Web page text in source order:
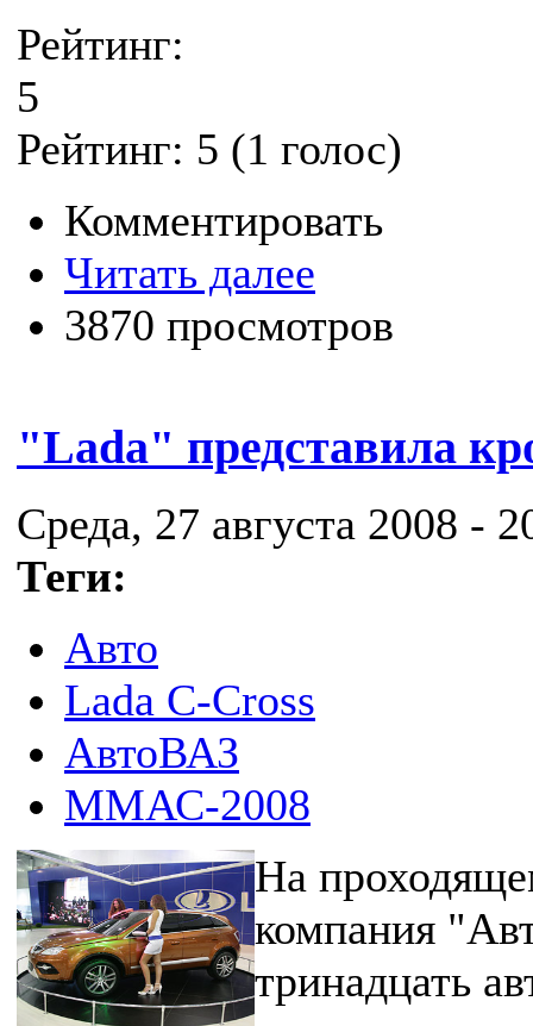
Рейтинг:
5
Рейтинг: 5 (1 голос)
Комментировать
Читать далее
3870 просмотров
"Lada" представила
Среда, 27 августа 2008 -
Теги:
Авто
Lada C-Сross
АвтоВАЗ
ММАС-2008
На
компания
тринадцать